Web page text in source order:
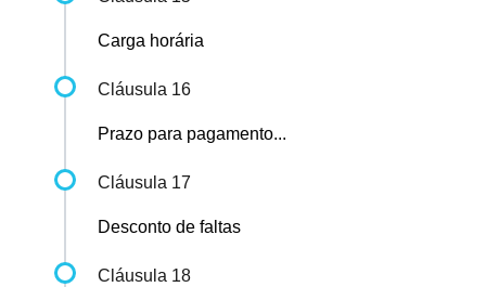
Carga horária
Cláusula 16
Prazo para pagamento...
Cláusula 17
Desconto de faltas
Cláusula 18